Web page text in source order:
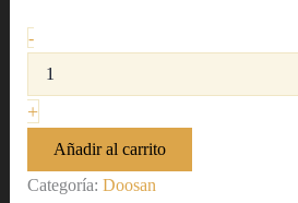
-
+
Añadir al carrito
Categoría: Doosan